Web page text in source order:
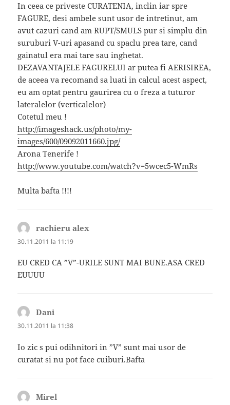
In ceea ce priveste CURATENIA, inclin iar spre
FAGURE, desi ambele sunt usor de intretinut, am
avut cazuri cand am RUPT/SMULS pur si simplu din
suruburi V-uri apasand cu spaclu prea tare, cand
gainatul era mai tare sau inghetat.
DEZAVANTAJELE FAGURELUI ar putea fi AERISIREA,
de aceea va recomand sa luati in calcul acest aspect,
eu am optat pentru gaurirea cu o freza a tuturor
lateralelor (verticalelor)
Cotetul meu !
http://imageshack.us/photo/my-
images/600/09092011660.jpg/
Arona Tenerife !
http://www.youtube.com/watch?v=5wcec5-WmRs
Multa bafta !!!!
rachieru alex
30.11.2011 la 11:19
EU CRED CA ”V”-URILE SUNT MAI BUNE.ASA CRED
EUUUU
Dani
30.11.2011 la 11:38
Io zic s pui odihnitori in ”V” sunt mai usor de
curatat si nu pot face cuiburi.Bafta
Mirel